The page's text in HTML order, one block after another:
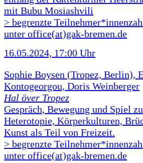
mit Bubu Mosiashvili
> begrenzte
unter office(at)gak-bremen.de
16.05.2024, 17:00 Uhr
Sophie Boysen (Tropez, Berlin),
Kontogeorgou, Doris Weinberger
Hal över Tropez
Gespräch, Bewegung und Spiel
Heterotopie, Körperkulturen,
Kunst als Teil von Freizeit.
> begrenzte
unter office(at)gak-bremen.de